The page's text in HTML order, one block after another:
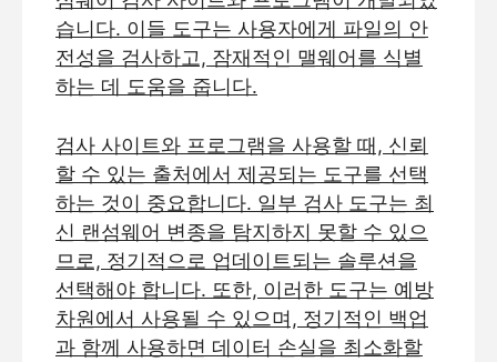
습니다. 이들 도구는 사용자에게 파일의 안
전성을 검사하고, 잠재적인 맬웨어를 식별
하는 데 도움을 줍니다.
검사 사이트와 프로그램을 사용할 때, 신뢰
할 수 있는 출처에서 제공되는 도구를 선택
하는 것이 중요합니다. 일부 검사 도구는 최
신 랜섬웨어 변종을 탐지하지 못할 수 있으
므로, 정기적으로 업데이트되는 솔루션을
선택해야 합니다. 또한, 이러한 도구는 예방
차원에서 사용될 수 있으며, 정기적인 백업
과 함께 사용하면 데이터 손실을 최소화할